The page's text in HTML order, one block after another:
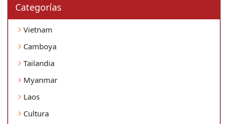
Categorí­as
Vietnam
Camboya
Tailandia
Myanmar
Laos
Cultura